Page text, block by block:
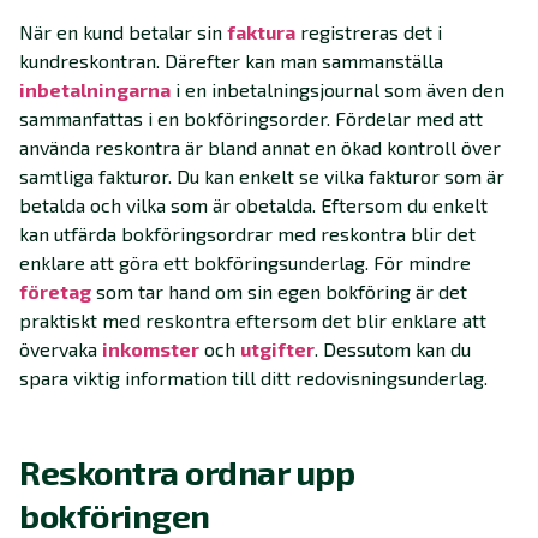
När en kund betalar sin faktura registreras det i
kundreskontran. Därefter kan man sammanställa
inbetalningarna i en inbetalningsjournal som även den
sammanfattas i en bokföringsorder. Fördelar med att
använda reskontra är bland annat en ökad kontroll över
samtliga fakturor. Du kan enkelt se vilka fakturor som är
betalda och vilka som är obetalda. Eftersom du enkelt
kan utfärda bokföringsordrar med reskontra blir det
enklare att göra ett bokföringsunderlag. För mindre
företag som tar hand om sin egen bokföring är det
praktiskt med reskontra eftersom det blir enklare att
övervaka inkomster och utgifter. Dessutom kan du
spara viktig information till ditt redovisningsunderlag.
Reskontra ordnar upp
bokföringen